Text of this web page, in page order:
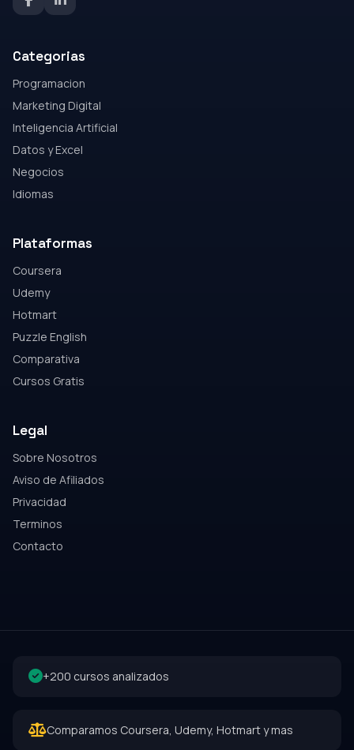
Categorias
Programacion
Marketing Digital
Inteligencia Artificial
Datos y Excel
Negocios
Idiomas
Plataformas
Coursera
Udemy
Hotmart
Puzzle English
Comparativa
Cursos Gratis
Legal
Sobre Nosotros
Aviso de Afiliados
Privacidad
Terminos
Contacto
+200 cursos analizados
Comparamos Coursera, Udemy, Hotmart y mas